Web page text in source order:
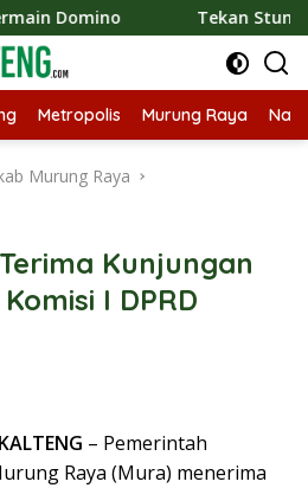
Tekan Stunting,
Metropolis Murung Raya
Murung Raya
Kunjungan
I DPRD
– Pemerintah
Raya (Mura) menerima